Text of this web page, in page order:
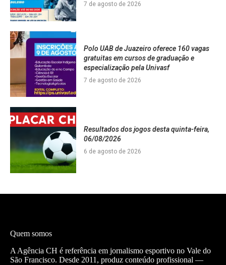
7 de agosto de 2026
Polo UAB de Juazeiro oferece 160 vagas
gratuitas em cursos de graduação e
especialização pela Univasf
7 de agosto de 2026
Resultados dos jogos desta quinta-feira,
06/08/2026
6 de agosto de 2026
Quem somos
A Agência CH é referência em jornalismo esportivo no Vale do
São Francisco. Desde 2011, produz conteúdo profissional —